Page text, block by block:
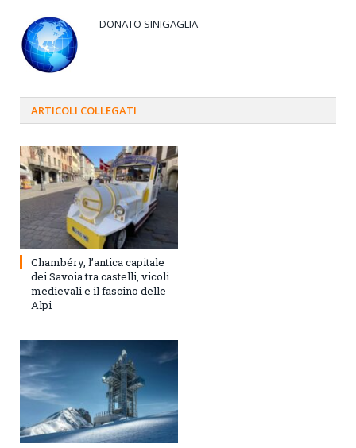
DONATO SINIGAGLIA
ARTICOLI COLLEGATI
Chambéry, l’antica capitale
dei Savoia tra castelli, vicoli
medievali e il fascino delle
Alpi